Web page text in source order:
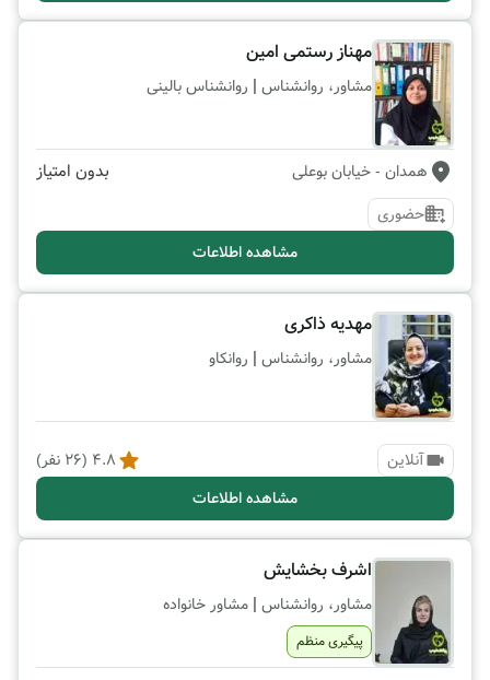
مهناز رستمی امین
مشاور، روانشناس | روانشناس بالینی
همدان - خیابان بوعلی بدون امتیاز
حضوری
مشاهده اطلاعات
مهدیه ذاکری
مشاور، روانشناس | روانکاو
آنلاین 4.8
(
26 نفر)
مشاهده اطلاعات
اشرف بخشایش
مشاور، روانشناس | مشاور خانواده
پیگیری منظم